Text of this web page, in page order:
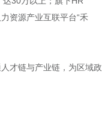
资源产业互联平台“禾
才链与产业链，为区域政